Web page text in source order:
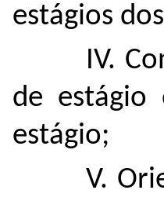
estágios
IV.
de estágio
estágio;
V.